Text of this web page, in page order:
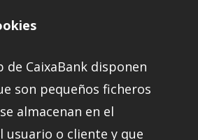
de CaixaBank disponen
son pequeños ficheros
almacenan en el
usuario o cliente y que